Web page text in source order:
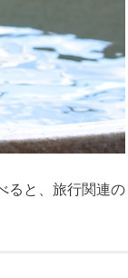
ると、旅行関連の